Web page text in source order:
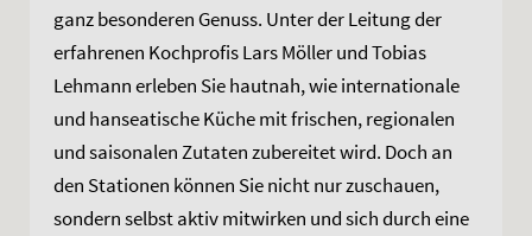
ganz besonderen Genuss. Unter der Leitung der
erfahrenen Kochprofis Lars Möller und Tobias
Lehmann erleben Sie hautnah, wie internationale
und hanseatische Küche mit frischen, regionalen
und saisonalen Zutaten zubereitet wird. Doch an
den Stationen können Sie nicht nur zuschauen,
sondern selbst aktiv mitwirken und sich durch eine